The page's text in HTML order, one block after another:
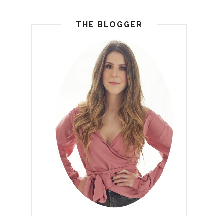
THE BLOGGER